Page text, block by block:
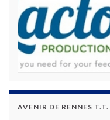
AVENIR DE RENNES T.T.